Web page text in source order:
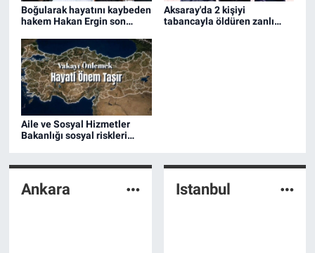
Boğularak hayatını kaybeden
hakem Hakan Ergin son
Aksaray'da 2 kişiyi
tabancayla öldüren zanlı
Aile ve Sosyal Hizmetler
Bakanlığı sosyal riskleri
Ankara Istanbul